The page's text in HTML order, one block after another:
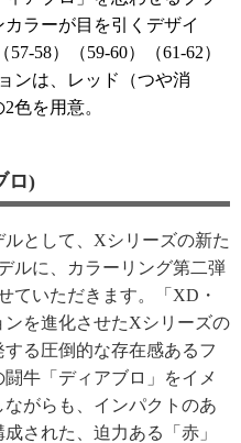
ラーが目を引くデザイ
58）（59-60）（61-62）
ンは、レッド（つや消
色を用意。
ロ)
として、Xシリーズの新た
ルに、カラーリング第二弾
ていただきます。「XD・
を進化させたXシリーズの
る圧倒的な存在感あるフ
牛「ディアブロ」をイメ
がらも、インパクトのあ
された、迫力ある「赤」